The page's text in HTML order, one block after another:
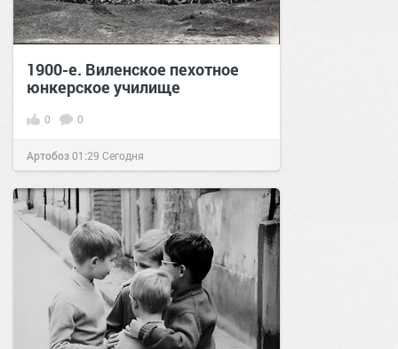
1900-е. Виленское пехотное
юнкерское училище
0 0
Артобоз01:29 Сегодня